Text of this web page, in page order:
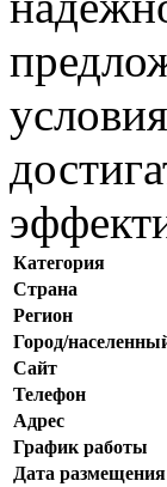
Категория
Страна
Регион
Город/
Сайт
Телефон
Адрес
График работы
Дата размещения